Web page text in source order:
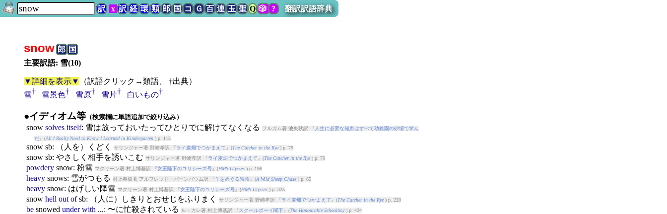
訳 x 訳 経 環 類 郎 国 コ Ｇ 百 連 玉 聖 Q 🎲? 翻訳訳語辞典
snow郎 国
主要訳語: 雪(10)
▼詳細を表示▼ （訳語クリック→類語、 †出典）
雪† 雪景色† 雪原† 雪片† 白いもの†
●イディオム等 （検索欄に単語追加で絞り込み）
snow solves itself: 雪は放っておいたってひとりでに解けてなくなる フルガム著 池央耿訳 『 人生に必要な知恵はすべて幼稚園の砂場で学ん
だ』(All I Really Need to Know I Learned in Kindergarten) p. 115
snowsb: （人を）くどく サリンジャー著 野崎孝訳 『ライ麦畑でつかまえて 』(The Catcher in the Rye) p. 79
snowsb: やさしく相手を誘いこむ サリンジャー著 野崎孝訳 『ライ麦畑でつかまえて 』(The Catcher in the Rye) p. 79
powdery snow: 粉雪 マクリーン著 村上博基訳 『女王陛下のユリシーズ号』(HMS Ulysses) p. 196
heavy snows: 雪がつもる 村上春樹著 アルフレッド・バーンバウム訳 『羊をめぐる冒険』(A Wild Sheep Chase) p. 65
heavy snow: はげしい降雪 マクリーン著 村上博基訳 『女王陛下のユリシーズ号』(HMS Ulysses) p. 325
snow hell out ofsb: （人に）しきりとおせじをふりまく サリンジャー著 野崎孝訳 『ライ麦畑でつかまえて 』(The Catcher in the Rye) p. 220
be snowed under with ...: 〜に忙殺されている ル・カレ著 村上博基訳 『スクールボーイ閣下』(The Honourable Schoolboy) p. 424